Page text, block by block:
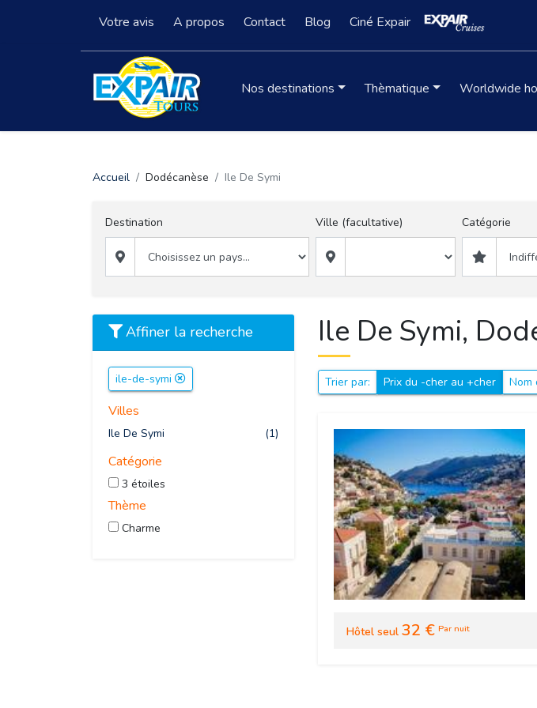
Votre avis A propos Contact Blog Ciné Expair
Nos destinations Thèmatique Worldwide
Accueil Dodécanèse Ile De Symi
Destination Ville (facultative) Catégorie
Affiner la recherche
ile-de-symi
Villes
Ile De Symi (1)
Catégorie
3 étoiles
Thème
Charme
Ile De Symi,
Trier par: Prix du -cher au +cher Nom
Hôtel seul 32 € Par nuit